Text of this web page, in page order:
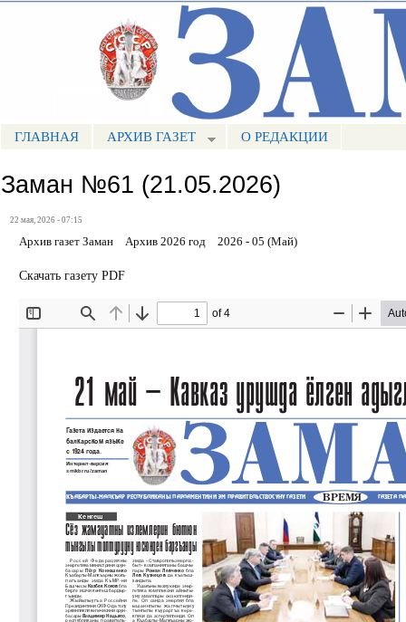
Портал СМИ КБР
МЕНЮ ЗАМАН
ГЛАВНАЯ АРХИВ ГАЗЕТ О РЕДАКЦИИ
Заман №61 (21.05.2026)
22 мая, 2026 - 07:15
Архив газет Заман Архив 2026 год 2026 - 05 (Май)
Скачать газету PDF